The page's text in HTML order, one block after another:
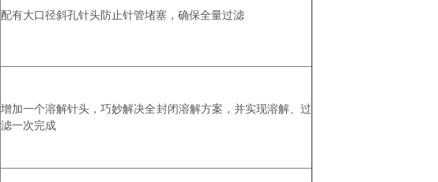
配有大口径斜孔针头防止针管堵塞，确保全量过滤
增加一个溶解针头，巧妙解决全封闭溶解方案，并实现溶解、过
滤一次完成